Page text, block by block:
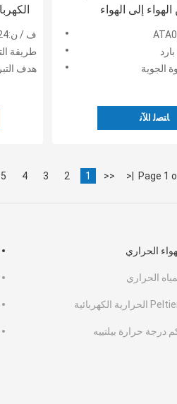
البيئية
ف / ن:ATA120-24 فولت تيار مستمر
طريقة
هدف
إلى الهواء
الخارجية
الجوية
ﺎﺘﺼﻟ ﺍﻶﻧ
Page 1
|<
<<
1
2
3
4
5
الحراري
الحراري
درجة حرارة بيلتييه